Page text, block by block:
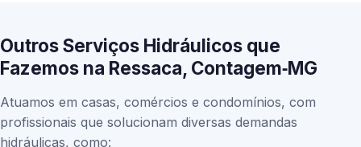
Outros Serviços Hidráulicos que
Fazemos na Ressaca, Contagem‑MG
Atuamos em casas, comércios e condomínios, com
profissionais que solucionam diversas demandas
hidráulicas, como: